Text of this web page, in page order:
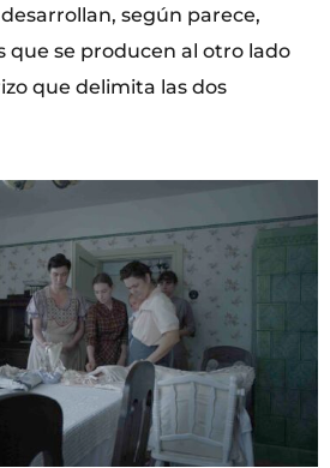
según parece,
que se producen al otro lado
que delimita las dos